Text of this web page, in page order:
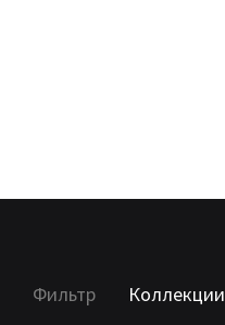
Фильтр Коллекции